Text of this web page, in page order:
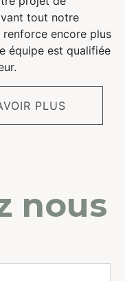
tout notre
encore plus
équipe est qualifiée
PLUS
nous